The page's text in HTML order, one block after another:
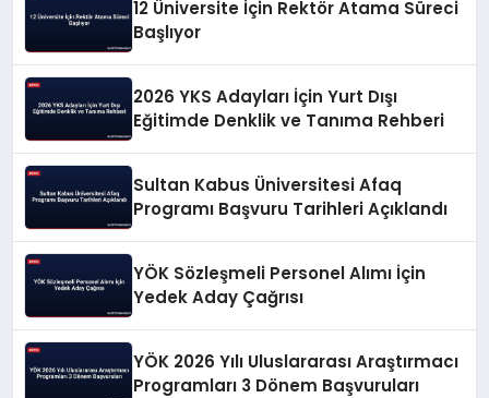
12 Üniversite İçin Rektör Atama Süreci
Başlıyor
2026 YKS Adayları İçin Yurt Dışı
Eğitimde Denklik ve Tanıma Rehberi
Sultan Kabus Üniversitesi Afaq
Programı Başvuru Tarihleri Açıklandı
YÖK Sözleşmeli Personel Alımı İçin
Yedek Aday Çağrısı
YÖK 2026 Yılı Uluslararası Araştırmacı
Programları 3 Dönem Başvuruları